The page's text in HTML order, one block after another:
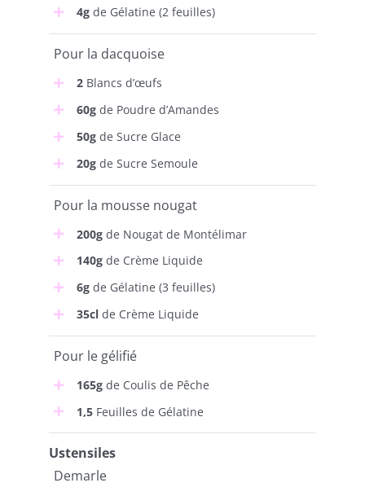
4gde Gélatine (2 feuilles)
Pour la dacquoise
2Blancs d’œufs
60gde Poudre d’Amandes
50gde Sucre Glace
20gde Sucre Semoule
Pour la mousse nougat
200gde Nougat de Montélimar
140gde Crème Liquide
6gde Gélatine (3 feuilles)
35clde Crème Liquide
Pour le gélifié
165gde Coulis de Pêche
1,5Feuilles de Gélatine
Ustensiles
Demarle